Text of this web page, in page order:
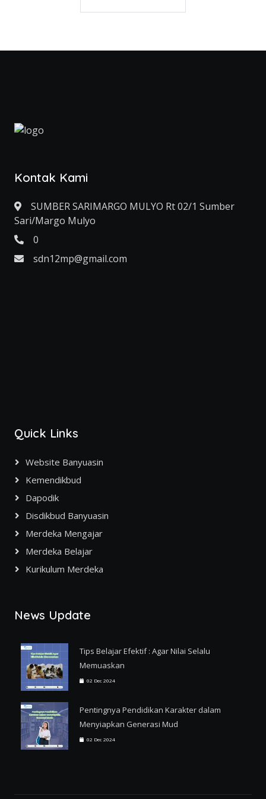
Kontak Kami
SUMBER SARIMARGO MULYO Rt 02/1 Sumber
Sari/Margo Mulyo
0
sdn12mp@gmail.com
Quick Links
Website Banyuasin
Kemendikbud
Dapodik
Disdikbud Banyuasin
Merdeka Mengajar
Merdeka Belajar
Kurikulum Merdeka
News Update
Tips Belajar Efektif : Agar Nilai Selalu
Memuaskan
02 Dec 2024
Pentingnya Pendidikan Karakter dalam
Menyiapkan Generasi Mud
02 Dec 2024